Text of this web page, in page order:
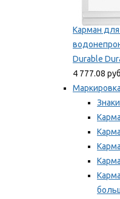
Карман
Durable
4 777.08 руб